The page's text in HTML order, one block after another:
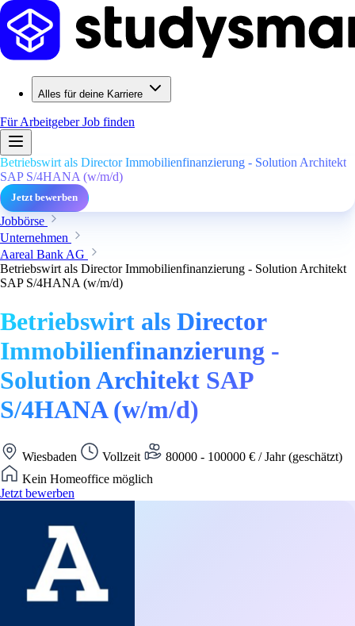
Alles für deine Karriere
Für ArbeitgeberJob finden
Betriebswirt als Director Immobilienfinanzierung - Solution Architekt
SAP S/4HANA (w/m/d)
Jetzt bewerben
Jobbörse
Unternehmen
Aareal Bank AG
Betriebswirt als Director Immobilienfinanzierung - Solution Architekt
SAP S/4HANA (w/m/d)
Betriebswirt als Director
Immobilienfinanzierung -
Solution Architekt SAP
S/4HANA (w/m/d)
Wiesbaden Vollzeit
80000 - 100000 € / Jahr (geschätzt)
Kein Homeoffice möglich
Jetzt bewerben